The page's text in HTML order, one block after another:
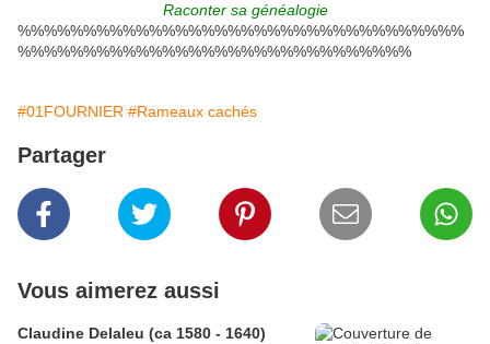
Raconter sa généalogie
%%%%%%%%%%%%%%%%%%%%%%%%%%%%%%%%%%
%%%%%%%%%%%%%%%%%%%%%%%%%%%%%%
#01FOURNIER #Rameaux cachés
Partager
Vous aimerez aussi
Claudine Delaleu (ca 1580 - 1640)